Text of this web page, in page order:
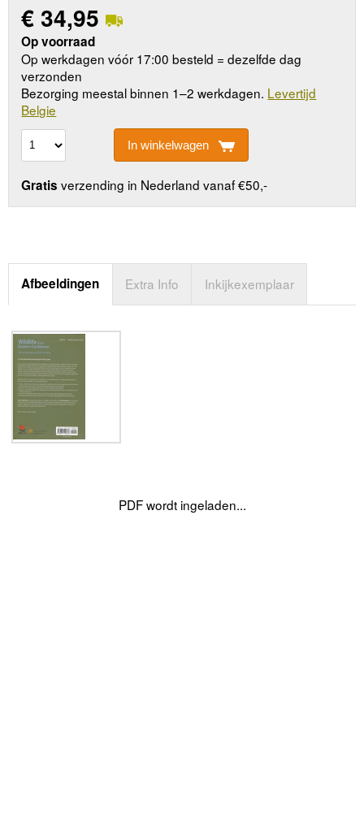
€ 34,95
Op voorraad
Op werkdagen vóór 17:00 besteld = dezelfde dag
verzonden
Bezorging meestal binnen 1–2 werkdagen. Levertijd
Belgie
In winkelwagen
Gratis verzending in Nederland vanaf €50,-
Afbeeldingen Extra Info Inkijkexemplaar
PDF wordt ingeladen...